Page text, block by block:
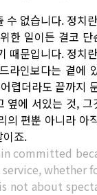
수 없습니다. 정치
한 일이든 결코 단
때문입니다. 정치
라인보다는 곁에
렵더라도 끝까지
옆에 서있는 것,
의 편뿐 아니라 아
이죠.
committed
whether
not about